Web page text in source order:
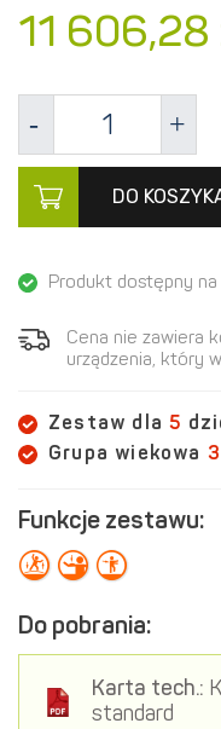
11 606,28
DO
Produkt dostępny na
Cena nie zawiera
urządzenia, który
Zestaw dla5
Grupa wiekowa
Funkcje zestawu:
Do pobrania:
Karta tech.:
standard